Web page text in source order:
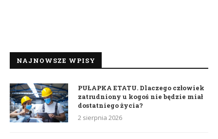
NAJNOWSZE WPISY
PUŁAPKA ETATU. Dlaczego człowiek
zatrudniony u kogoś nie będzie miał
dostatniego życia?
2 sierpnia 2026